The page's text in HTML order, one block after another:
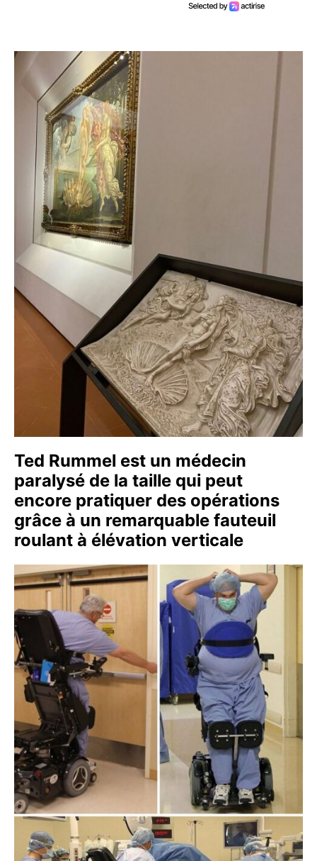
Ted Rummel est un médecin
paralysé de la taille qui peut
encore pratiquer des opérations
grâce à un remarquable fauteuil
roulant à élévation verticale